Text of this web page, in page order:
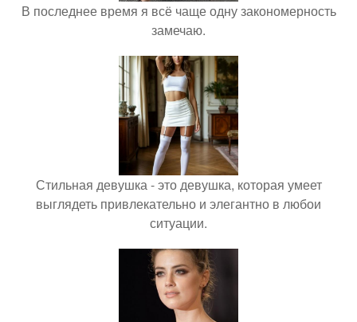
В последнее время я всё чаще одну закономерность
замечаю.
Стильная девушка - это девушка, которая умеет
выглядеть привлекательно и элегантно в любои
ситуации.